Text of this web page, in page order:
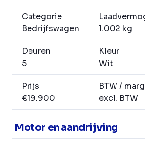
Categorie
Bedrijfswagen
1.002 kg
Deuren
5
Kleur
Wit
Prijs
€19.900
BTW /
excl. BTW
Motor en aandrijving